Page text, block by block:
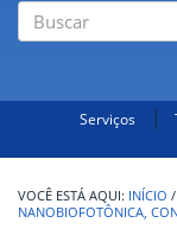
Serviços
INÍCIO /
NANOBIOFOTÔNICA,